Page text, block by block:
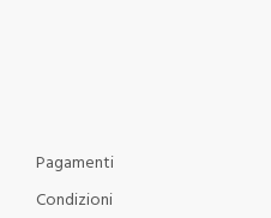
Pagamenti
Condizioni